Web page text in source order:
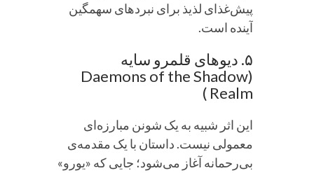
پیش‌غذای لذیذ برای نبردهای سهمگین
آینده است.
۵. دیوهای قلمرو سایه
(Daemons of the Shadow
Realm )
این اثر شبیه به یک شونن مبارزه‌ای
معمولی نیست. داستان با یک مقدمه‌ی
بی‌رحمانه آغاز می‌شود؛ جایی که «یورو»